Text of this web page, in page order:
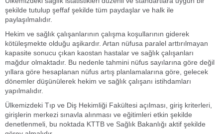
şekilde tutulup şeffaf şekilde tüm paydaşlar ve halk ile
paylaşılmalıdır.
Hekim ve sağlık çalışanlarının çalışma koşullarının giderek
kötüleşmekte olduğu aşikardır. Artan nüfusa paralel arttırılmayan
kapasite sonucu çıkan kaostan hastalar ve sağlık çalışanları
mağdur olmaktadır. Bu nedenle tahmini nüfus sayılarına göre değil
yıllara göre hesaplanan nüfus artış planlamalarına göre, gelecek
dönemler düşünülerek hekim ve sağlık çalışanı istihdamları
yapılmalıdır.
Ülkemizdeki Tıp ve Diş Hekimliği Fakültesi açılması, giriş kriterleri,
girişlerin merkezi sınavla alınması ve eğitimleri etkin şekilde
denetlenmeli, bu noktada KTTB ve Sağlık Bakanlığı aktif şekilde